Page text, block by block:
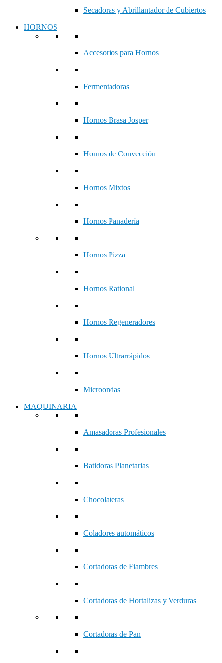
Secadoras y Abrillantador de Cubiertos
HORNOS
Accesorios para Hornos
Fermentadoras
Hornos Brasa Josper
Hornos de Convección
Hornos Mixtos
Hornos Panadería
Hornos Pizza
Hornos Rational
Hornos Regeneradores
Hornos Ultrarrápidos
Microondas
MAQUINARIA
Amasadoras Profesionales
Batidoras Planetarias
Chocolateras
Coladores automáticos
Cortadoras de Fiambres
Cortadoras de Hortalizas y Verduras
Cortadoras de Pan